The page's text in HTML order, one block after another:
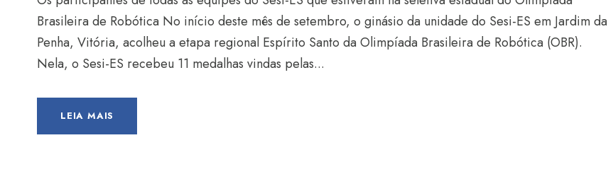
Brasileira de Robótica No início deste mês de setembro, o ginásio da unidade do Sesi-ES em Jardim da
Penha, Vitória, acolheu a etapa regional Espírito Santo da Olimpíada Brasileira de Robótica (OBR).
Nela, o Sesi-ES recebeu 11 medalhas vindas pelas...
LEIA MAIS